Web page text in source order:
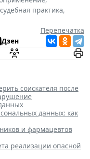
судебная практика,
Перепечатка
Дзен
соискателя после
данных: как
и фармацевтов
реализации опасной